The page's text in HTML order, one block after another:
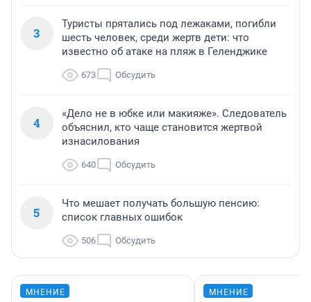
3
Туристы прятались под лежаками, погибли
шесть человек, среди жертв дети: что
известно об атаке на пляж в Геленджике
673 Обсудить
4
«Дело не в юбке или макияже». Следователь
объяснил, кто чаще становится жертвой
изнасилования
640 Обсудить
5
Что мешает получать большую пенсию:
список главных ошибок
506 Обсудить
МНЕНИЕ МНЕНИЕ